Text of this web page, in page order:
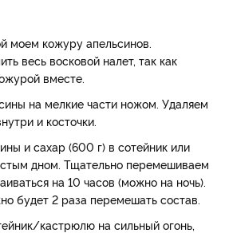
моем кожуру апельсинов.
весь восковой налет, так как
вместе.
на мелкие части ножом. Удаляем
и косточки.
и сахар (600 г) в сотейник или
дном. Тщательно перемешиваем
на 10 часов (можно на ночь).
будет 2 раза перемешать состав.
кастрюлю на сильный огонь,